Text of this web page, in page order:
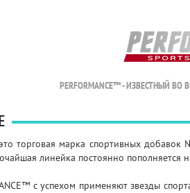
PERFORMANCE™ - ИЗВЕСТНЫЙ
это торговая марка спортивных
линейка постоянно
с успехом применяют звезды